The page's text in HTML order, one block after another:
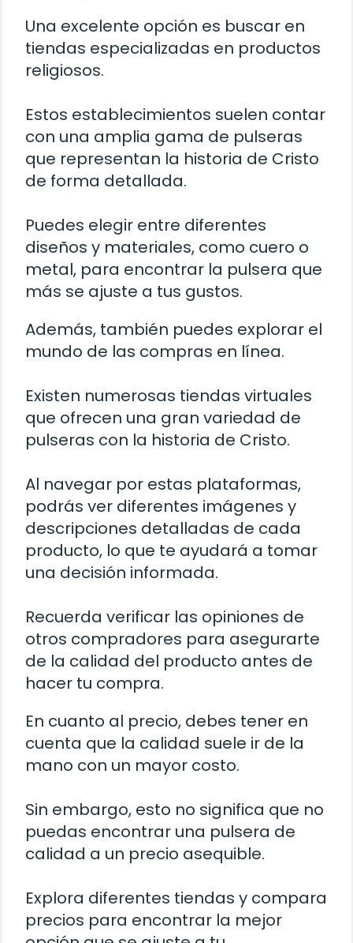
Una excelente opción es buscar en
tiendas especializadas en productos
religiosos.
Estos establecimientos suelen contar
con una amplia gama de pulseras
que representan la historia de Cristo
de forma detallada.
Puedes elegir entre diferentes
diseños y materiales, como cuero o
metal, para encontrar la pulsera que
más se ajuste a tus gustos.
Además, también puedes explorar el
mundo de las compras en línea.
Existen numerosas tiendas virtuales
que ofrecen una gran variedad de
pulseras con la historia de Cristo.
Al navegar por estas plataformas,
podrás ver diferentes imágenes y
descripciones detalladas de cada
producto, lo que te ayudará a tomar
una decisión informada.
Recuerda verificar las opiniones de
otros compradores para asegurarte
de la calidad del producto antes de
hacer tu compra.
En cuanto al precio, debes tener en
cuenta que la calidad suele ir de la
mano con un mayor costo.
Sin embargo, esto no significa que no
puedas encontrar una pulsera de
calidad a un precio asequible.
Explora diferentes tiendas y compara
precios para encontrar la mejor